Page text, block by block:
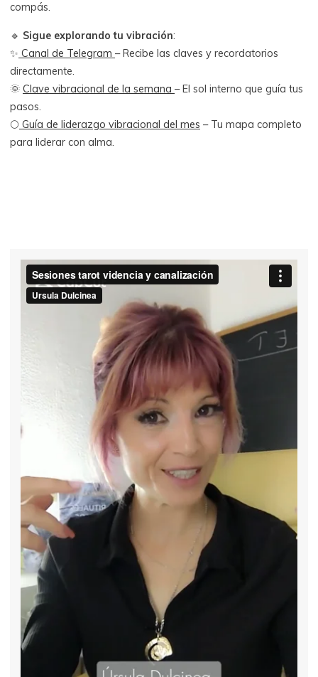
compás.
🔹 Sigue explorando tu vibración:
✨ Canal de Telegram– Recibe las claves y recordatorios
directamente.
🌞Clave vibracional de la semana– El sol interno que guía tus
pasos.
🌕 Guía de liderazgo vibracional del mes – Tu mapa completo
para liderar con alma.